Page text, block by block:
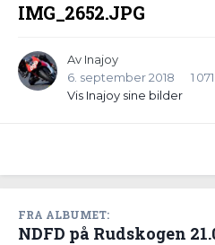
IMG_2652.JPG
Av Inajoy
6. september 2018
1
Vis Inajoy sine bilder
FRA ALBUMET:
NDFD på Rudskogen